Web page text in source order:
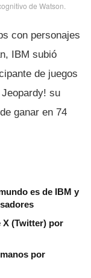
de Watson.
con personajes
IBM subió
de juegos
su
ganar en 74
es de IBM y
X (Twitter) por
por